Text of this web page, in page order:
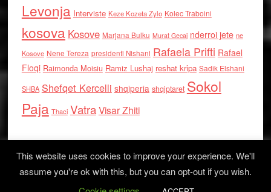
Levonja Interviste Keze Kozeta Zylo Kolec Traboini
kosova Kosove Marjana Bulku Murat Gecaj nderroi jete ne
Kosove Nene Tereza presidenti Nishani Rafaela Prifti Rafael
Floqi Raimonda Moisiu Ramiz Lushaj reshat kripa Sadik Elshani
SHBA Shefqet Kercelli shqiperia shqiptaret Sokol
Paja Thaci VatraVisar Zhiti
This website uses cookies to improve your experience. We'll
assume you're ok with this, but you can opt-out if you wish.